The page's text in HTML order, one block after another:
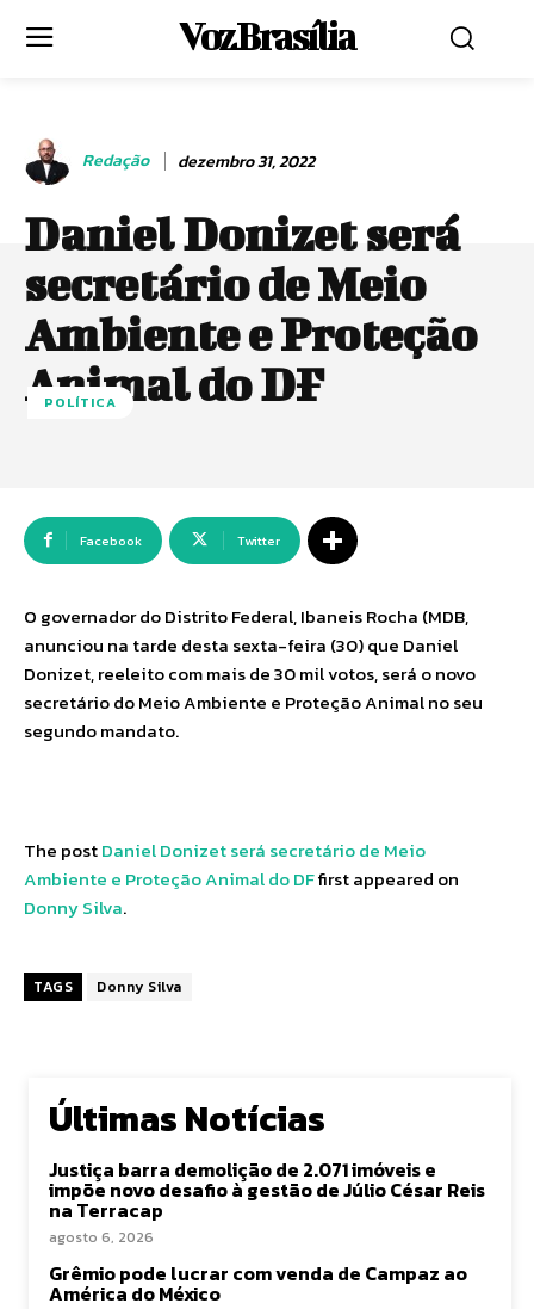
Voz Brasília
Redação dezembro 31, 2022
Daniel Donizet será
secretário de Meio
Ambiente e Proteção
Animal do DF
POLÍTICA
Facebook Twitter
O governador do Distrito Federal, Ibaneis Rocha (MDB,
anunciou na tarde desta sexta-feira (30) que Daniel
Donizet, reeleito com mais de 30 mil votos, será o novo
secretário do Meio Ambiente e Proteção Animal no seu
segundo mandato.
The postDaniel Donizet será secretário de Meio
Ambiente e Proteção Animal do DFfirst appeared on
Donny Silva.
TAGS Donny Silva
Últimas Notícias
Justiça barra demolição de 2.071 imóveis e
impõe novo desafio à gestão de Júlio César Reis
na Terracap
agosto 6, 2026
Grêmio pode lucrar com venda de Campaz ao
América do México